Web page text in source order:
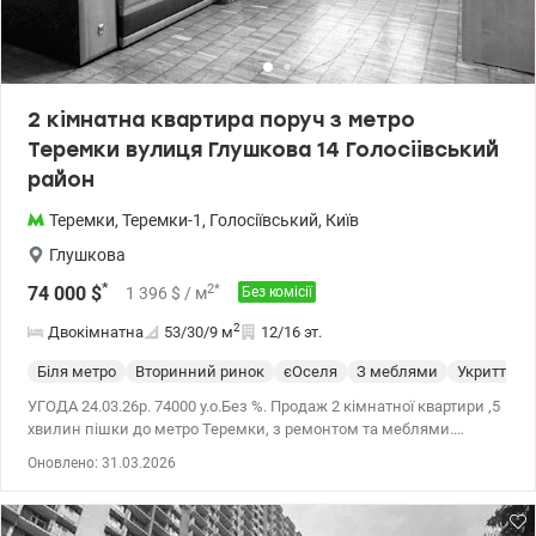
пішки. Великий досвід допомоги при купівлі квартир за
державними програмами, безготівковий розрахунок 1)
Держмолодь, Єоселя (Є-оселя), Євідновлення, Сертифікат 2)
Житло для ВПО та військових (постанова 280 та інше) Ціна 68
Телефонуйте. Записуйтесь на перегляд. Олександр Зайцев
0990100903, 0972910726 valion.ua/1145322
2 кімнатна квартира поруч з метро
Теремки вулиця Глушкова 14 Голосіівський
район
Теремки, Теремки-1 , Голосіївський, Київ
Глушкова
74 000 $* 1 396 $ / м2* Без комісії
Двокімнатна 53/30/9 м2 12/16 эт.
Біля метро Вторинний ринок єОселя З меблями Укриття
УГОДА 24.03.26р. 74000 у.о.Без %. Продаж 2 кімнатної квартири ,5
хвилин пішки до метро Теремки, з ремонтом та меблями.
гардероб 5 метрів квадратних). Дві окремі кімнати 18 та 12
Оновлено: 31.03.2026